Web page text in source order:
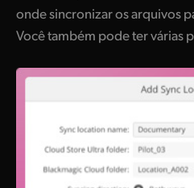
onde sincronizar os arquivos
Você também pode ter várias